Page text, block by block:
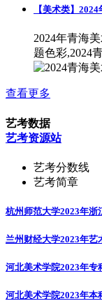
【美术类】
2024年青海
题色彩,2024
查看更多
艺考数据
艺考资源站
艺考分数线
艺考简章
杭州师范大学2023年浙
兰州财经大学2023年艺
河北美术学院2023年专
河北美术学院2023年本